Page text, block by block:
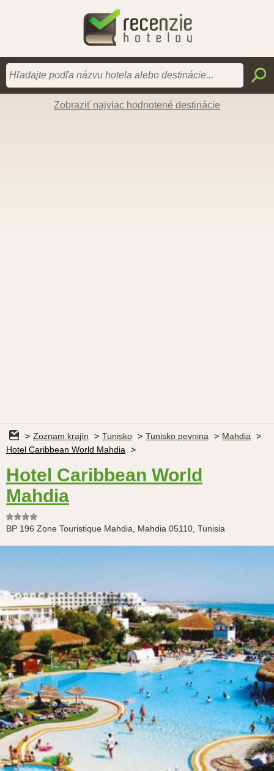
Zobraziť najviac hodnotené destinácie
Zoznam krajín Tunisko Tunisko pevnina
Mahdia
Hotel Caribbean World Mahdia
Hotel Caribbean World
Mahdia
BP 196 Zone Touristique Mahdia, Mahdia 05110, Tunisia